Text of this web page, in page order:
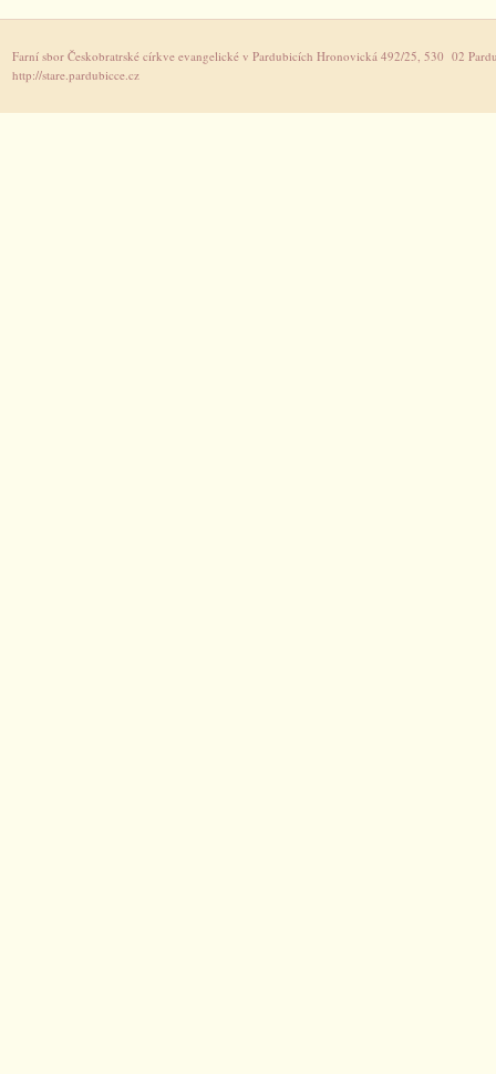
Farní sbor Českobratrské církve evangelické v Pardubicích Hronovická 492/25, 530 02
http://stare.pardubicce.cz